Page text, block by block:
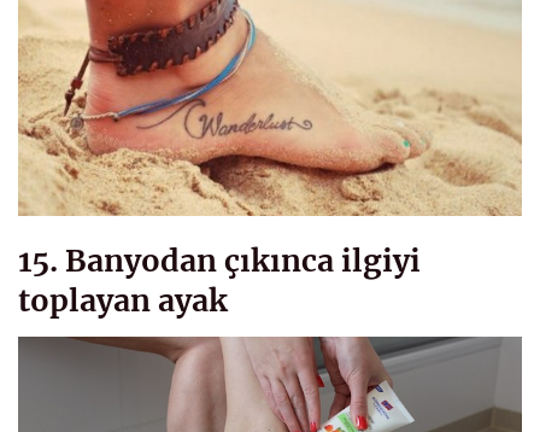
15. Banyodan çıkınca ilgiyi
toplayan ayak